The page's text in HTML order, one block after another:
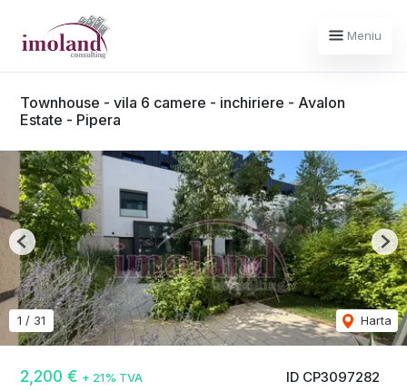
Meniu
Townhouse - vila 6 camere - inchiriere - Avalon
Estate - Pipera
ID CP3097282
2,200 € + 21% TVA
1 / 31 Harta
Previous